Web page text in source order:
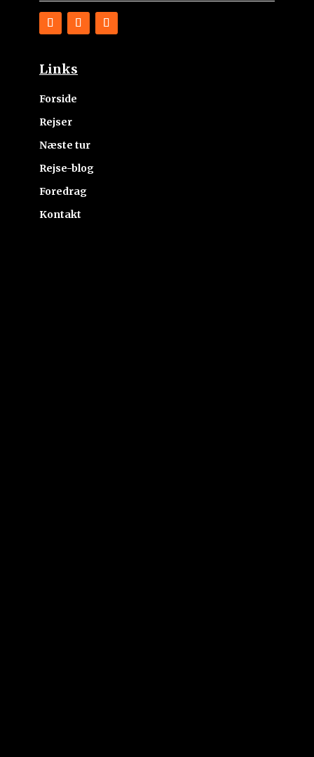
Links
Forside
Rejser
Næste tur
Rejse-blog
Foredrag
Kontakt